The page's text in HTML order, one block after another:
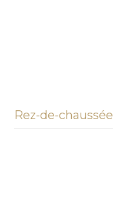
Rez-de-chaussée